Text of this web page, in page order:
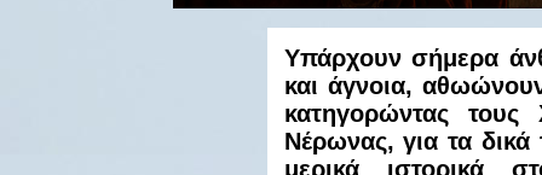
Υπάρχουν σήμερα
και άγνοια,
κατηγορώντας
Νέρωνας, για τα
μερικά ιστορικά